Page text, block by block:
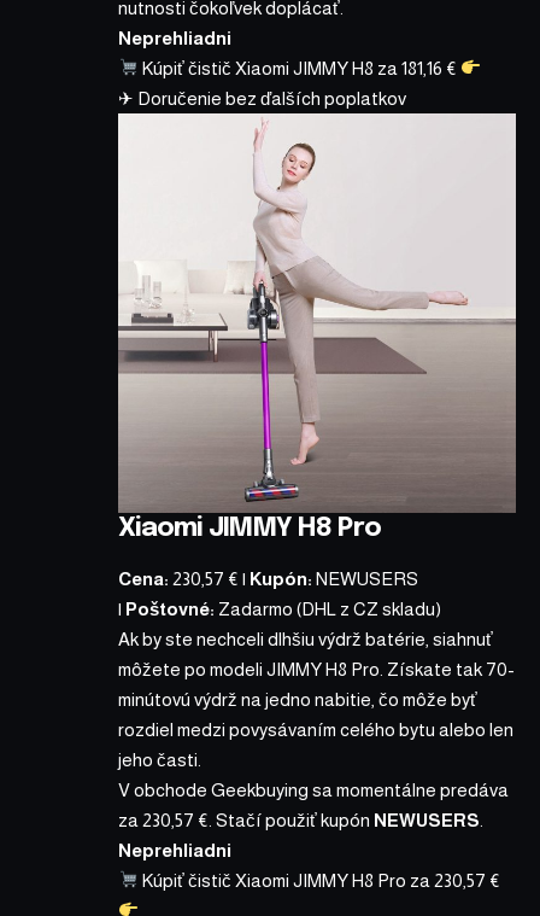
nutnosti čokoľvek doplácať.
Neprehliadni
Kúpiť čistič Xiaomi JIMMY H8 za 181,16 €
✈ Doručenie bez ďalších poplatkov
Xiaomi JIMMY H8 Pro
Cena: 230,57 € | Kupón: NEWUSERS
| Poštovné: Zadarmo (DHL z CZ skladu)
Ak by ste nechceli dlhšiu výdrž batérie, siahnuť
môžete po modeli JIMMY H8 Pro . Získate tak 70-
minútovú výdrž na jedno nabitie, čo môže byť
rozdiel medzi povysávaním celého bytu alebo len
jeho časti.
V obchode Geekbuying sa momentálne predáva
za 230,57 € . Stačí použiť kupón NEWUSERS
Neprehliadni
Kúpiť čistič Xiaomi JIMMY H8 Pro za 230,57 €